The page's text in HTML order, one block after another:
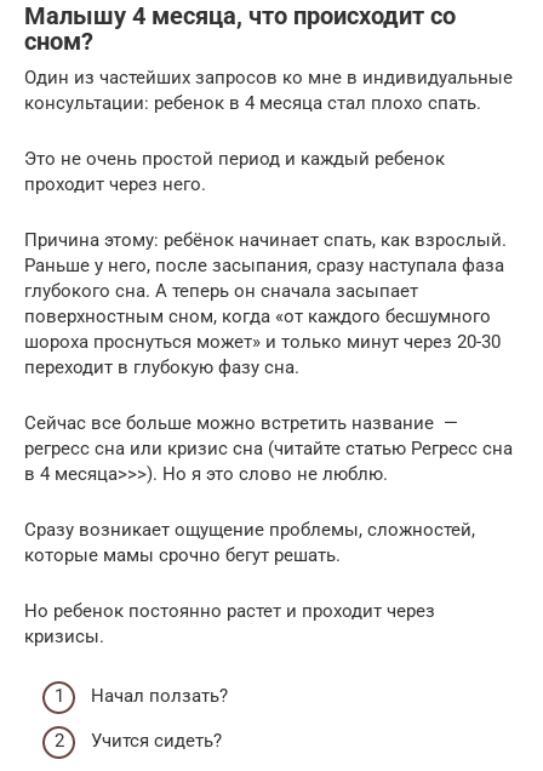
Малышу 4 месяца, что происходит со
сном?
Один из частейших запросов ко мне в индивидуальные
консультации: ребенок в 4 месяца стал плохо спать.
Это не очень простой период и каждый ребенок
проходит через него.
Причина этому: ребёнок начинает спать, как взрослый.
Раньше у него, после засыпания, сразу наступала фаза
глубокого сна. А теперь он сначала засыпает
поверхностным сном, когда «от каждого бесшумного
шороха проснуться может» и только минут через 20-30
переходит в глубокую фазу сна.
Сейчас все больше можно встретить название —
регресс сна или кризис сна (читайте статью Регресс сна
в 4 месяца>>>). Но я это слово не люблю.
Сразу возникает ощущение проблемы, сложностей,
которые мамы срочно бегут решать.
Но ребенок постоянно растет и проходит через
кризисы.
Начал ползать?
Учится сидеть?